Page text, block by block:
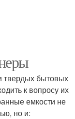
твердых бытовых
к вопросу их
емкости не
но и: